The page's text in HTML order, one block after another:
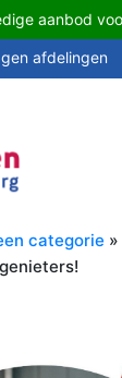
aanbod
afdelingen
categorie